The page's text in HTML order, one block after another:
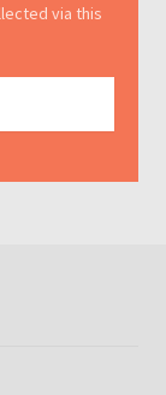
via this